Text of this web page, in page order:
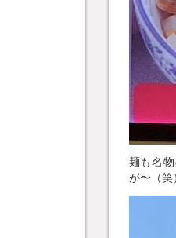
麺も名
が〜（笑